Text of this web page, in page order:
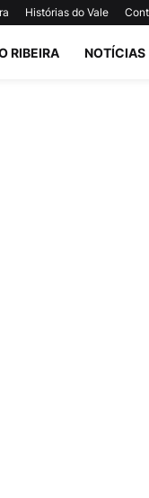
Histórias do Vale
RIBEIRA NOTÍCIAS